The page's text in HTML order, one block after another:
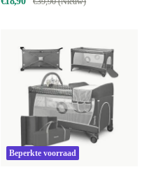
Beperkte voorraad